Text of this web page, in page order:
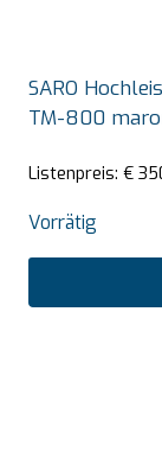
SARO
TM-800
Listenpreis: €
Vorrätig